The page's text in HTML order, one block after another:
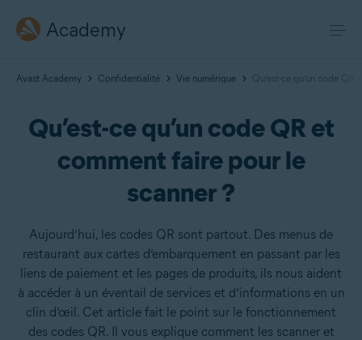
Academy
Avast Academy Confidentialité Vie numérique Qu’est-ce qu’un code
Qu’est-ce qu’un code QR et
comment faire pour le
scanner ?
Aujourd’hui, les codes QR sont partout. Des menus de
restaurant aux cartes d’embarquement en passant par les
liens de paiement et les pages de produits, ils nous aident
à accéder à un éventail de services et d’informations en un
clin d’œil. Cet article fait le point sur le fonctionnement
des codes QR. Il vous explique comment les scanner et